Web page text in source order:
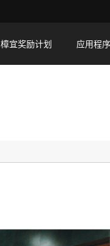
樟宜奖励计划 应用程